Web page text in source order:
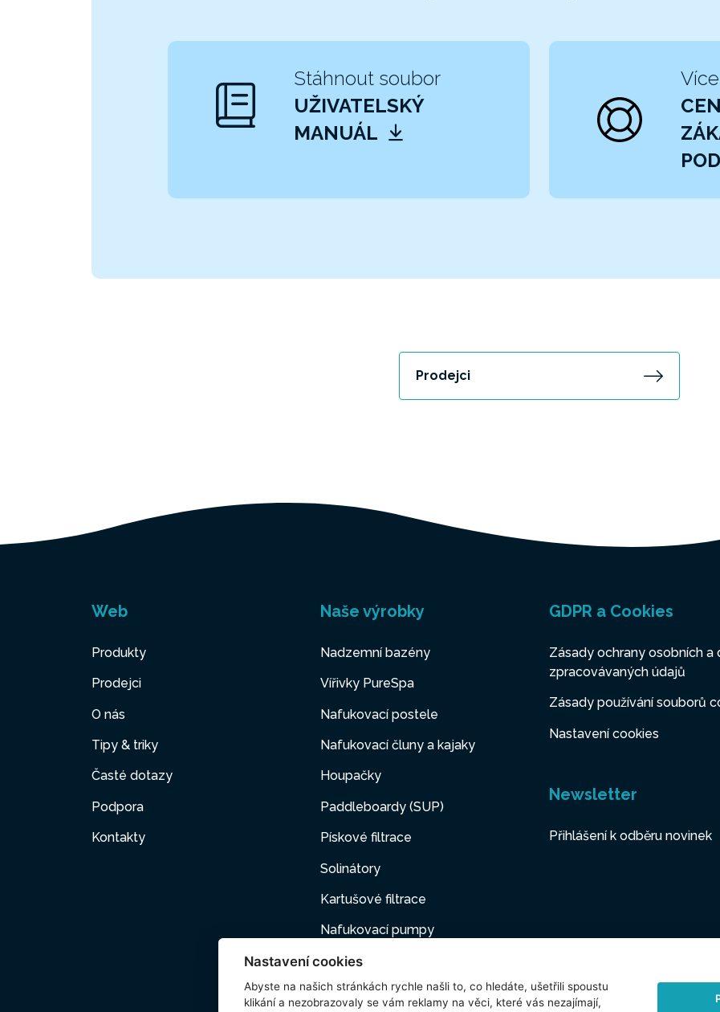
Stáhnout soubor
UŽIVATELSKÝ
MANUÁL
Prodejci
Web
Produkty
Prodejci
O nás
Tipy & triky
Časté dotazy
Podpora
Kontakty
Naše výrobky
Nadzemní bazény
Vířivky PureSpa
Nafukovací postele
Nafukovací čluny a kajaky
Houpačky
Paddleboardy (SUP)
Pískové filtrace
Solinátory
Kartušové filtrace
Nafukovací pumpy
Nafukovací nábytek
Domácí mazlíčci
GDPR a Cookies
Zásady ochrany osobních a
zpracovávaných údajů
Zásady používání souborů
Nastavení cookies
Newsletter
Přihlášení k odběru novinek
Nastavení cookies
Abyste na našich stránkách rychle našli to, co hledáte, ušetřili spoustu
klikání a nezobrazovaly se vám reklamy na věci, které vás nezajímají,